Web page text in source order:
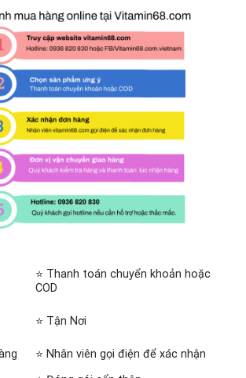
⭐ Thanh toán chuyển khoản hoặc
COD
⭐ Tận Nơi
⭐ Nhân viên gọi điện để xác nhận